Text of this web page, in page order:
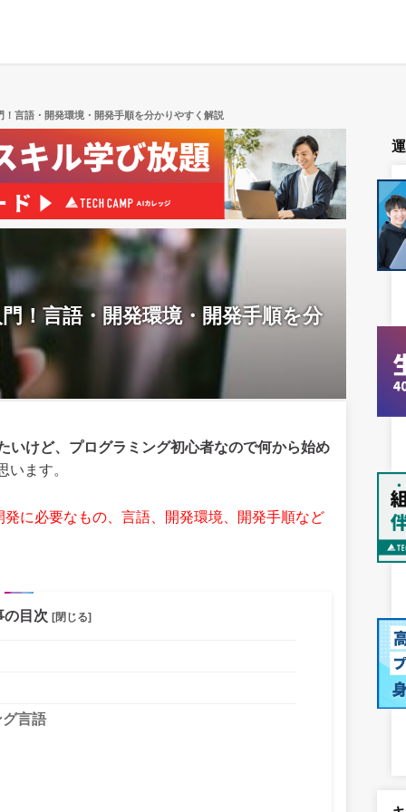
言語・開発環境・開発手順を分かりやすく解説
！言語・開発環境・開発手順を分
けど、プログラミング初心者なので何から始め
います。
に必要なもの、言語、開発環境、開発手順など
の目次 [閉じる]
言語